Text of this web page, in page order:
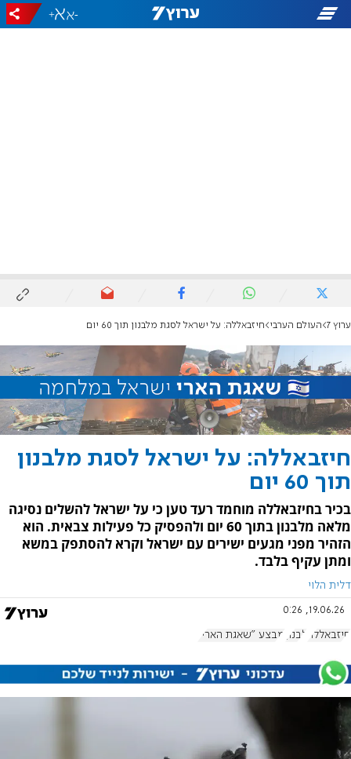
-
+
ערוץ 7 העולם הערבי חיזבאללה: על ישראל לסגת מלבנון תוך 60 יום
חיזבאללה: על ישראל לסגת מלבנון
תוך 60 יום
בכיר בחיזבאללה מוחמד רעד טען כי על ישראל להשלים נסיגה
מלאה מלבנון בתוך 60 יום ולהפסיק כל פעילות צבאית. הוא
הזהיר מפני מגעים ישירים עם ישראל וקרא להסתפק במשא
ומתן עקיף בלבד.
דלית הלוי
19.06.26, 0:26
חיזבאללה לבנון מבצע "שאגת הארי"